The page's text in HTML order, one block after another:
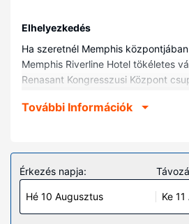
Elhelyezkedés
Ha szeretnél Memphis
Memphis Riverline Hotel tökéletes
Renasant Kongresszusi Központ
tőle. Ez a helyi hotel kb. 1,6 km-re
Helyezze magát kényelembe a(z)
melyekben hűtőszekrény és LCD-
A(z) kényelmi párnázattal ellátott,
prémium ágynemű a biztosíték egy
További Információk
Érkezés napja:
Hé 10 Augusztus Ke